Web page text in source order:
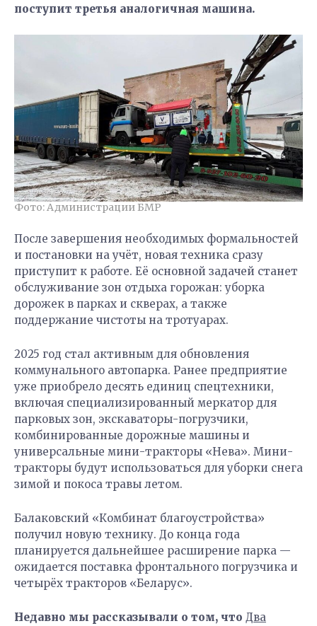
поступит третья аналогичная машина.
Фото: Администрации БМР
После завершения необходимых формальностей
и постановки на учёт, новая техника сразу
приступит к работе. Её основной задачей станет
обслуживание зон отдыха горожан: уборка
дорожек в парках и скверах, а также
поддержание чистоты на тротуарах.
2025 год стал активным для обновления
коммунального автопарка. Ранее предприятие
уже приобрело десять единиц спецтехники,
включая специализированный меркатор для
парковых зон, экскаваторы-погрузчики,
комбинированные дорожные машины и
универсальные мини-тракторы «Нева». Мини-
тракторы будут использоваться для уборки снега
зимой и покоса травы летом.
Балаковский «Комбинат благоустройства»
получил новую технику. До конца года
планируется дальнейшее расширение парка —
ожидается поставка фронтального погрузчика и
четырёх тракторов «Беларус».
Недавно мы рассказывали о том, что Два